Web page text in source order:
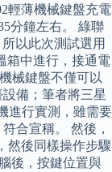
輕薄機械鍵盤充電
分鐘左右。 綠聯
以此次測試選用
箱中進行，接通電
械鍵盤不僅可以
備；筆者將三星
進行實測，雖需要
合宣稱。 然後，
然後同樣操作步驟
後，按鍵位置與